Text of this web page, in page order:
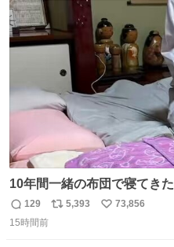
人＿ ＞今日は私服＜ ￣Y^Y^Y^Y^Y^￣
ナン旅行2026
ト
数
数
10年間一緒の布団で寝てき
返
信
129
リ
5,393
い
73,856
15時間前